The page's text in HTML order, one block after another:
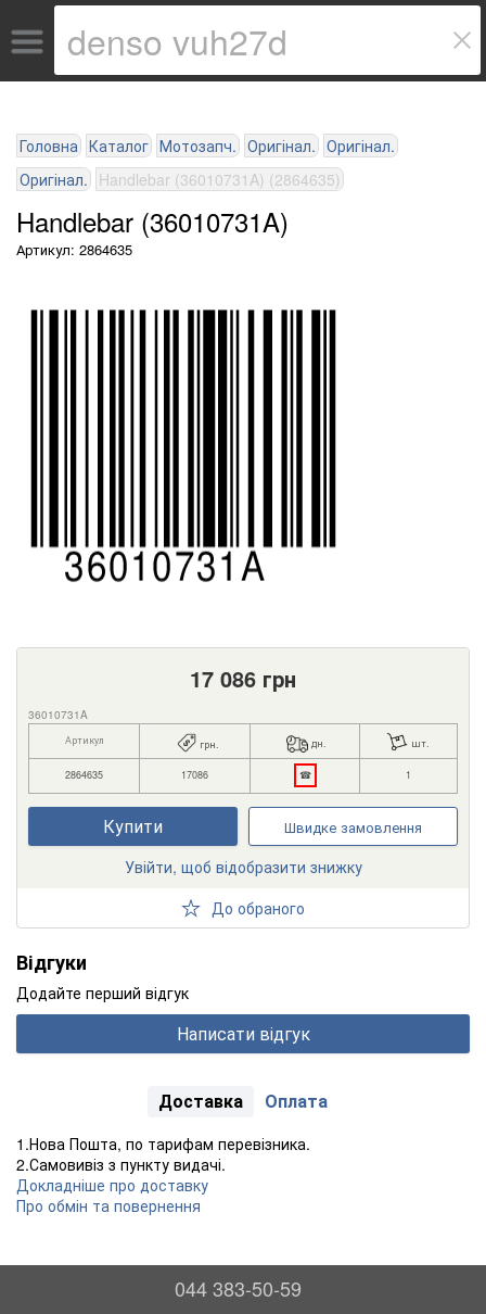
Головна Каталог Мотозапч. Оригінал. Оригінал.
Оригінал. Handlebar (36010731A) (2864635)
Handlebar (36010731A)
Артикул: 2864635
17 086 грн
36010731A
Артикул грн. дн. шт.
2864635 17086 ☎ 1
Купити Швидке замовлення
Увійти, щоб відобразити знижку
До обраного
Відгуки
Додайте перший відгук
Написати відгук
Доставка Оплата
1.Нова Пошта, по тарифам перевізника.
2.Самовивіз з пункту видачі.
Докладніше про доставку
Про обмін та повернення
044 383-50-59